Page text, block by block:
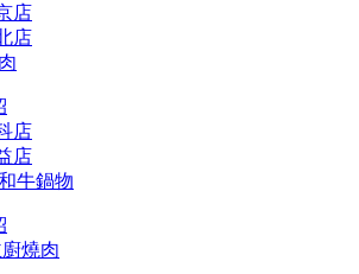
店
店
店
店
牛鍋物
燒肉